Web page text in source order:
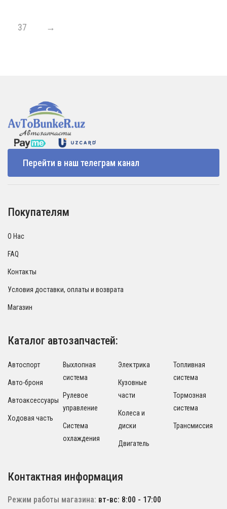
37 →
Перейти в наш телеграм канал
Покупателям
О Нас
FAQ
Контакты
Условия доставки, оплаты и возврата
Магазин
Каталог автозапчастей:
Автоспорт
Авто-броня
Автоаксессуары
Ходовая часть
Выхлопная
система
Рулевое
управление
Система
охлаждения
Электрика
Кузовные
части
Колеса и
диски
Двигатель
Топливная
система
Тормозная
система
Трансмиссия
Контактная информация
Режим работы магазина: вт-вс: 8:00 - 17:00